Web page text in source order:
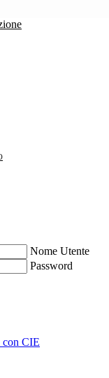
Nome Utente
Password
con CIE